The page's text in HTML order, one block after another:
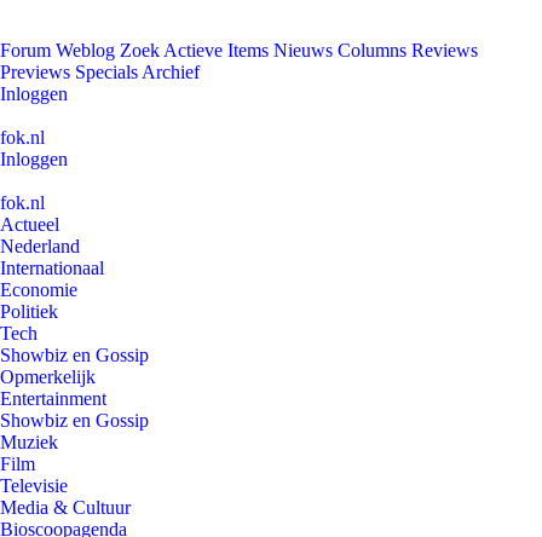
Forum Weblog Zoek Actieve Items Nieuws Columns Reviews
Previews Specials Archief
Inloggen
fok.nl
Inloggen
fok.nl
Actueel
Nederland
Internationaal
Economie
Politiek
Tech
Showbiz en Gossip
Opmerkelijk
Entertainment
Showbiz en Gossip
Muziek
Film
Televisie
Media & Cultuur
Bioscoopagenda